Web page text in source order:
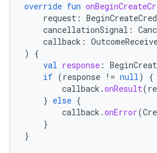
override fun
request :
cancellationSignal :
callback :
)
{
val response :
if (response != null)
{
callback .onResult(
} else {
callback .onError(
}
}